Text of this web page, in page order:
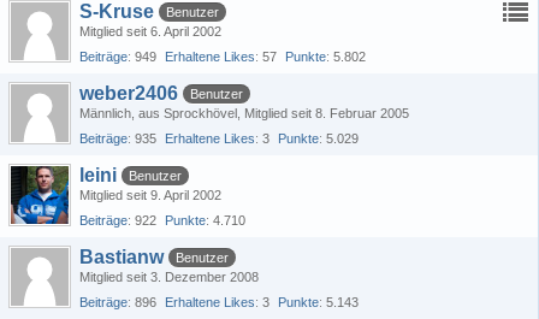
S-Kruse
Benutzer
Mitglied seit 6. April 2002
Beiträge 949 Erhaltene Likes 57 Punkte 5.802
weber2406
Benutzer
Männlich aus Sprockhövel Mitglied seit 8. Februar 2005
Beiträge 935 Erhaltene Likes 3 Punkte 5.029
leini
Benutzer
Mitglied seit 9. April 2002
Beiträge 922 Punkte 4.710
Bastianw
Benutzer
Mitglied seit 3. Dezember 2008
Beiträge 896 Erhaltene Likes 3 Punkte 5.143